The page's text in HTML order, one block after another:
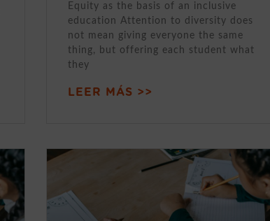
Equity as the basis of an inclusive
education Attention to diversity does
not mean giving everyone the same
thing, but offering each student what
they
LEER MÁS >>